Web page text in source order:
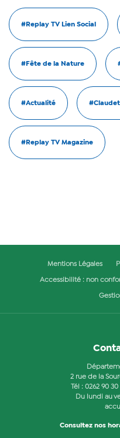
#Replay TV Lien Social
#Fête de la Nature
#Actualité
#Replay TV Magazine
Mentions Légales
Accessibilité : non
2 rue de la
Tél : 0262 90 30
Du lundi au
Consultez nos